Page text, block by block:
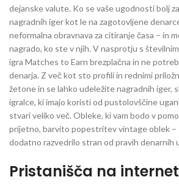
dejanske valute. Ko se vaše ugodnosti bolj
nagradnih iger kot le na zagotovljene
neformalna obravnava za citiranje časa – in
nagrado, ko ste v njih. V nasprotju s
igra Matches to Earn brezplačna in ne
denarja. Z več kot sto profili in rednimi
žetone in se lahko udeležite nagradnih iger,
igralce, ki imajo koristi od pustolovščine
stvari veliko več. Obleke, ki vam bodo v
prijetno, barvito popestritev vintage oblek –
dodatno razvedrilo stran od pravih denarnih
Pristanišča na